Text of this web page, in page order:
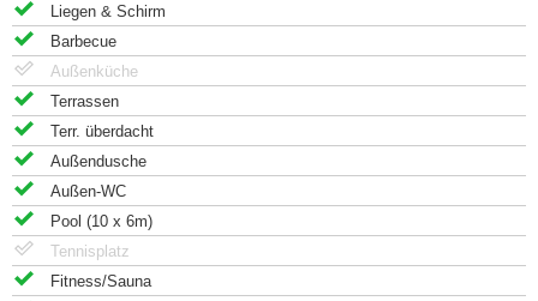
Liegen & Schirm
Barbecue
Außenküche
Terrassen
Terr. überdacht
Außendusche
Außen-WC
Pool (10 x 6m)
Tennisplatz
Fitness/Sauna